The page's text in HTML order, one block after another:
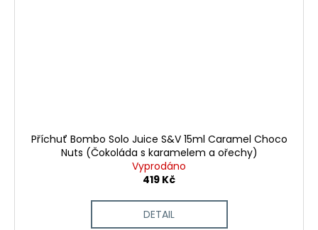
Příchuť Bombo Solo Juice S&V 15ml Caramel Choco
Nuts (Čokoláda s karamelem a ořechy)
Vyprodáno
419 Kč
DETAIL